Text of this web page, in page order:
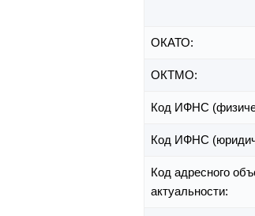
ОКАТО:
ОКТМО:
Код ИФНС
Код ИФНС
Код адресного
актуальности: